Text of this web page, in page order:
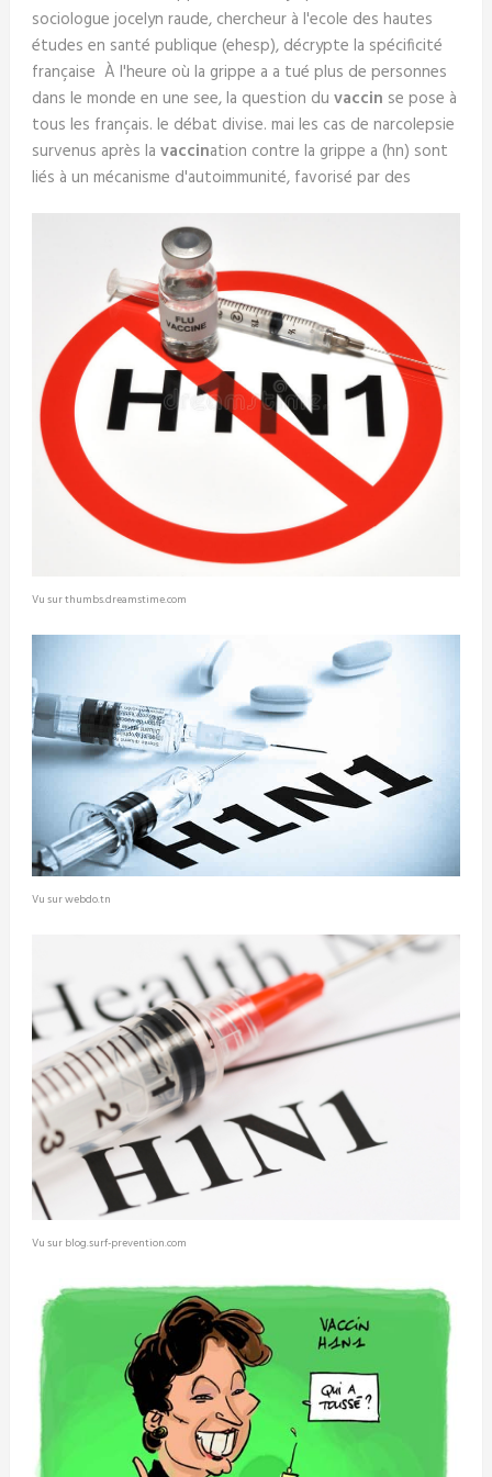
sociologue jocelyn raude, chercheur à l'ecole des hautes
études en santé publique (ehesp), décrypte la spécificité
française À l'heure où la grippe a a tué plus de personnes
dans le monde en une see, la question du vaccin se pose à
tous les français. le débat divise. mai les cas de narcolepsie
survenus après la vaccination contre la grippe a (hn) sont
liés à un mécanisme d'autoimmunité, favorisé par des
Vu sur thumbs.dreamstime.com
Vu sur webdo.tn
Vu sur blog.surf-prevention.com